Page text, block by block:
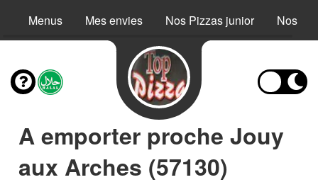
Menus Mes envies Nos Pizzas junior Nos
A emporter proche Jouy
aux Arches (57130)